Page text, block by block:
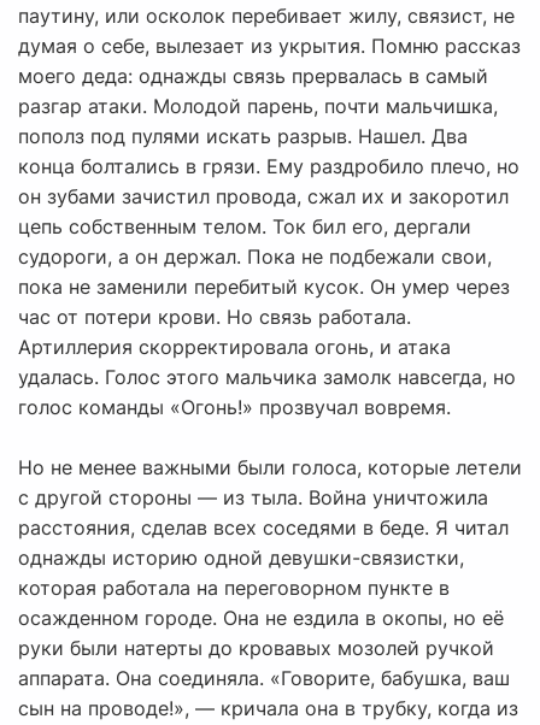
паутину, или осколок перебивает жилу, связист, не
думая о себе, вылезает из укрытия. Помню рассказ
моего деда: однажды связь прервалась в самый
разгар атаки. Молодой парень, почти мальчишка,
пополз под пулями искать разрыв. Нашел. Два
конца болтались в грязи. Ему раздробило плечо, но
он зубами зачистил провода, сжал их и закоротил
цепь собственным телом. Ток бил его, дергали
судороги, а он держал. Пока не подбежали свои,
пока не заменили перебитый кусок. Он умер через
час от потери крови. Но связь работала.
Артиллерия скорректировала огонь, и атака
удалась. Голос этого мальчика замолк навсегда, но
голос команды «Огонь!» прозвучал вовремя.
Но не менее важными были голоса, которые летели
с другой стороны — из тыла. Война уничтожила
расстояния, сделав всех соседями в беде. Я читал
однажды историю одной девушки-связистки,
которая работала на переговорном пункте в
осажденном городе. Она не ездила в окопы, но её
руки были натерты до кровавых мозолей ручкой
аппарата. Она соединяла. «Говорите, бабушка, ваш
сын на проводе!», — кричала она в трубку, когда из